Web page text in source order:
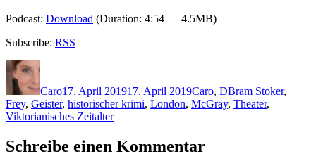
Podcast: Download (Duration: 4:54 — 4.5MB)
Subscribe: RSS
Autor
Caro17. April 201917. April 2019Caro, DBram Stoker,
Frey, Geister, historischer krimi, London, McGray, Theater,
Viktorianisches Zeitalter
Schreibe einen Kommentar